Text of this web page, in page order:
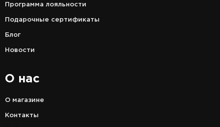
Программа лояльности
Подарочные сертификаты
Блог
Новости
О нас
О магазине
Контакты